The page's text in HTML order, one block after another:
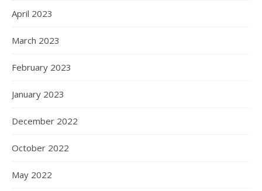
April 2023
March 2023
February 2023
January 2023
December 2022
October 2022
May 2022